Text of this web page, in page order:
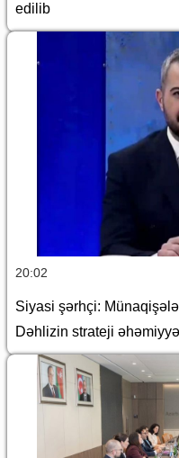
edilib
20:02
Siyasi şərhçi:
Dəhlizin strateji